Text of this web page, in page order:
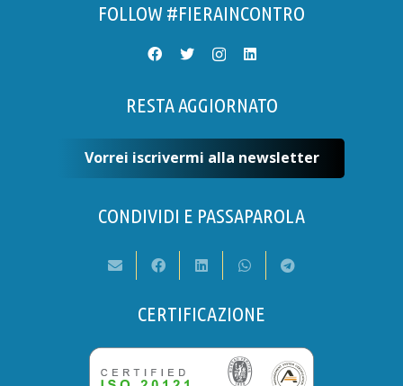
FOLLOW #FIERAINCONTRO
RESTA AGGIORNATO
Vorrei iscrivermi alla newsletter
CONDIVIDI E PASSAPAROLA
CERTIFICAZIONE